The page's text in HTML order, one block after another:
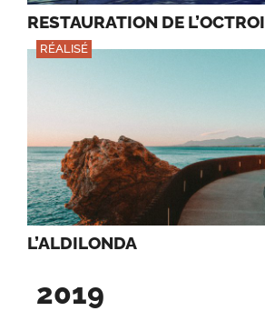
RESTAURATION DE L’OCTROI
RÉALISÉ
L’ALDILONDA
2019